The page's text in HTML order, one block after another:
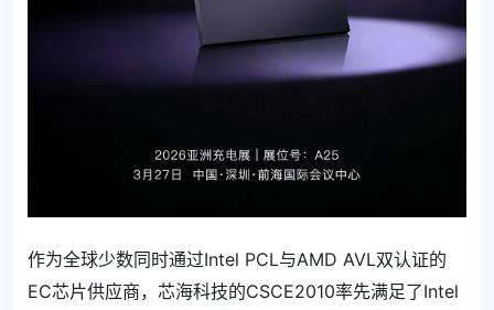
作为全球少数同时通过Intel PCL与AMD AVL双认证的
EC芯片供应商，芯海科技的CSCE2010率先满足了Intel